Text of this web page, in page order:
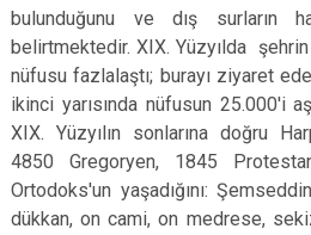
bulunduğunu ve dış surların
belirtmektedir. XIX. Yüzyılda
nüfusu fazlalaştı; burayı ziyaret
ikinci yarısında nüfusun 25.000'i
XIX. Yüzyılın sonlarına doğru
4850 Gregoryen, 1845
Ortodoks'un yaşadığını:
dükkan, on cami, on medrese,